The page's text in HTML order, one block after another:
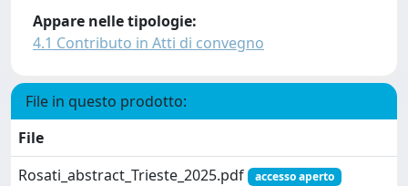
Appare nelle tipologie:
4.1 Contributo in Atti di convegno
File in questo prodotto:
File
Rosati_abstract_Trieste_2025.pdf
accesso aperto